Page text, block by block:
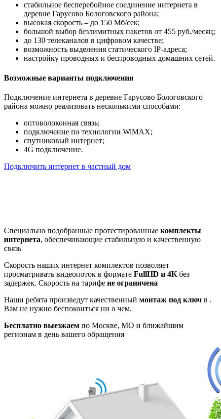
стабильное бесперебойное соединение интернета в
деревне Гарусово Бологовского района;
высокая скорость – до 150 Мб/сек;
большой выбор безлимитных пакетов от 455 руб./месяц;
до 130 телеканалов в цифровом качестве;
возможность выделения статического IP-адреса;
настройку проводных и беспроводных домашних сетей.
Возможные варианты подключения
Подключение интернета в деревне Гарусово Бологовского
района можно реализовать несколькими способами:
оптоволоконная связь;
подключение по технологии WiMAX;
спутниковый интернет;
4G подключение.
Подключить интернет в частный дом
Специально подобранные протестированные комплекты
интернета, обеспечивающие стабильную и качественную
связь
Скорость наших интернет комплектов позволяет
просматривать видеопоток в формате FullHD и 4K без
задержек. Скорость на тарифе не ограничена
Наши ребята произведут качественный монтаж под ключ в .
Вам не нужно беспокоиться ни о чем.
Бесплатно выезжаем по Москве, МО и ближайшим
регионам в день вашего обращения